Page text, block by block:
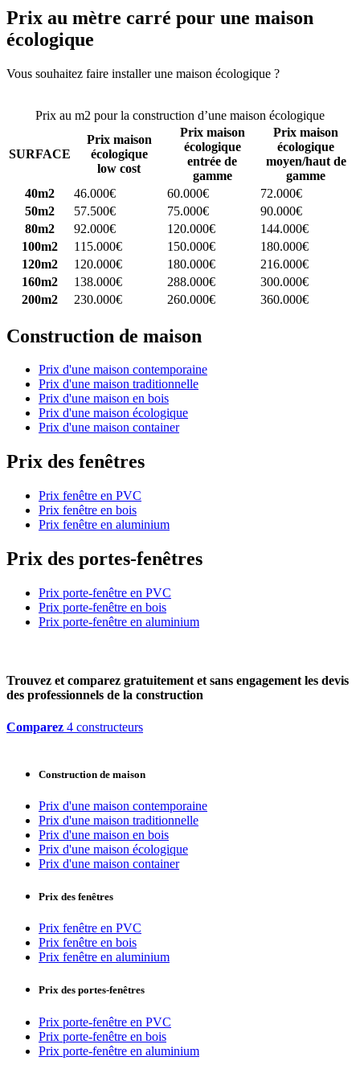
Prix au mètre carré pour une maison
écologique
Vous souhaitez faire installer une maison écologique ?
Prix au m2 pour la construction d’une maison écologique
SURFACE
Prix maison
écologique
low cost
Prix maison
écologique
entrée de
gamme
Prix maison
écologique
moyen/haut de
gamme
40m2
46.000€ 60.000€
72.000€
50m2
57.500€ 75.000€
90.000€
80m2
92.000€ 120.000€
144.000€
100m2
115.000€ 150.000€
180.000€
120m2
120.000€ 180.000€
216.000€
160m2
138.000€ 288.000€
300.000€
200m2
230.000€ 260.000€ 360.000€
Construction de maison
Prix d'une maison contemporaine
Prix d'une maison traditionnelle
Prix d'une maison en bois
Prix d'une maison écologique
Prix d'une maison container
Prix des fenêtres
Prix fenêtre en PVC
Prix fenêtre en bois
Prix fenêtre en aluminium
Prix des portes-fenêtres
Prix porte-fenêtre en PVC
Prix porte-fenêtre en bois
Prix porte-fenêtre en aluminium
Trouvez et comparez gratuitement et sans engagement les devis
des professionnels de la construction
Comparez 4 constructeurs
Construction de maison
Prix d'une maison contemporaine
Prix d'une maison traditionnelle
Prix d'une maison en bois
Prix d'une maison écologique
Prix d'une maison container
Prix des fenêtres
Prix fenêtre en PVC
Prix fenêtre en bois
Prix fenêtre en aluminium
Prix des portes-fenêtres
Prix porte-fenêtre en PVC
Prix porte-fenêtre en bois
Prix porte-fenêtre en aluminium